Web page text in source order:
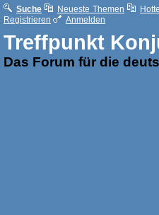
Suche Neueste Themen
Registrieren
Anmelden
Treffpunkt
Das Forum für die